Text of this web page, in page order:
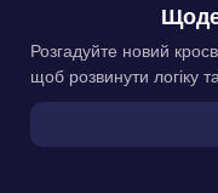
Розгадуйте новий
щоб розвинути логіку